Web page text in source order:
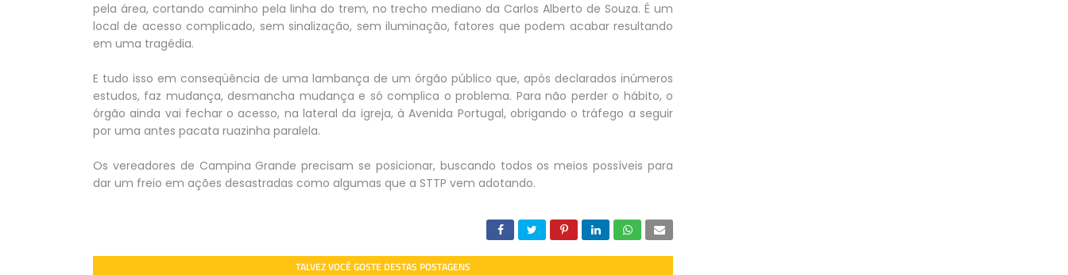
pela área, cortando caminho pela linha do trem, no trecho mediano da Carlos Alberto de Souza. É um
local de acesso complicado, sem sinalização, sem iluminação, fatores que podem acabar resultando
em uma tragédia.
E tudo isso em conseqüência de uma lambança de um órgão público que, após declarados inúmeros
estudos, faz mudança, desmancha mudança e só complica o problema. Para não perder o hábito, o
órgão ainda vai fechar o acesso, na lateral da igreja, à Avenida Portugal, obrigando o tráfego a seguir
por uma antes pacata ruazinha paralela.
Os vereadores de Campina Grande precisam se posicionar, buscando todos os meios possíveis para
dar um freio em ações desastradas como algumas que a STTP vem adotando.
TALVEZ VOCÊ GOSTE DESTAS POSTAGENS